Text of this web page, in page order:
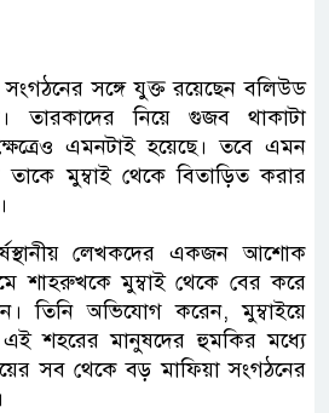
সংগঠনের সঙ্গে যুক্ত রয়েছেন বলিউড
তারকাদের নিয়ে গুজব থাকাটা
এমনটাই হয়েছে। তবে এমন
মুম্বাই থেকে বিতাড়িত করার
লেখকদের একজন আশোক
শাহরুখকে মুম্বাই থেকে বের করে
তিনি অভিযোগ করেন, মুম্বাইয়ে
শহরের মানুষদের হুমকির মধ্যে
সব থেকে বড় মাফিয়া সংগঠনের